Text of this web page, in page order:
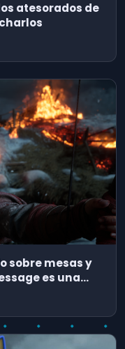
atesorados de
sobre mesas y
es una
podría haber